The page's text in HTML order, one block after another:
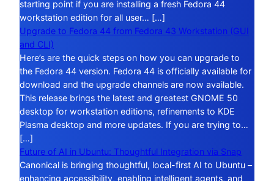
starting point if you are installing a fresh Fedora 44
workstation edition for all user… […]
Upgrade to Fedora 44 from Fedora 43 Workstation (GUI
and CLI)
Here’s are the quick steps on how you can upgrade to
the Fedora 44 version. Fedora 44 is officially available for
download and the upgrade channels are now available.
This release brings the latest and greatest GNOME 50
desktop for workstation editions, refinements to KDE
Plasma desktop and more updates. If you are trying to…
[…]
Future of AI in Ubuntu: Thoughtful Integration via Snap
Canonical is bringing thoughtful, local-first AI to Ubuntu –
enhancing accessibility, enabling intelligent agents, and